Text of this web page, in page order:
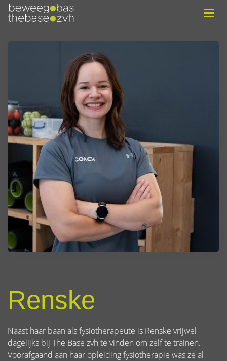
Renske
Naast haar baan als fysiotherapeute is Renske vrijwel
dagelijks bij The Base zvh te vinden om zelf te trainen.
Voorafgaand aan haar opleiding fysiotherapie was ze al